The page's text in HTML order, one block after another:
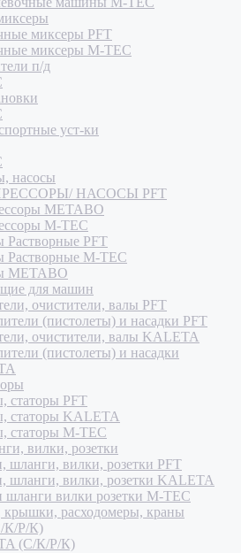
миксеры PFT
миксеры M-TEC
п/д
уст-ки
насосы
НАСОСЫ PFT
METABO
M-TEC
Растворные PFT
Растворные M-TEC
METABO
для машин
очистители, валы PFT
(пистолеты) и насадки PFT
очистители, валы KALETA
(пистолеты) и насадки
статоры PFT
статоры KALETA
статоры M-TEC
вилки, розетки
шланги, вилки, розетки PFT
шланги, вилки, розетки KALETA
шланги вилки розетки M-TEC
крышки, расходомеры, краны
К/Р/К)
(С/К/Р/К)